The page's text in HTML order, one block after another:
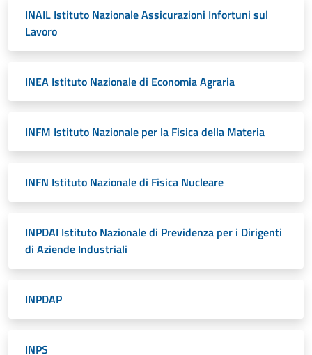
INAIL Istituto Nazionale Assicurazioni Infortuni sul
Lavoro
INEA Istituto Nazionale di Economia Agraria
INFM Istituto Nazionale per la Fisica della Materia
INFN Istituto Nazionale di Fisica Nucleare
INPDAI Istituto Nazionale di Previdenza per i Dirigenti
di Aziende Industriali
INPDAP
INPS